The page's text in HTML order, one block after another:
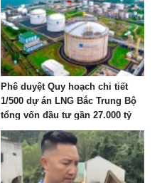
Phê duyệt Quy hoạch chi tiết
1/500 dự án LNG Bắc Trung Bộ
tổng vốn đầu tư gần 27.000 tỷ
đồng tại Hà Tĩnh